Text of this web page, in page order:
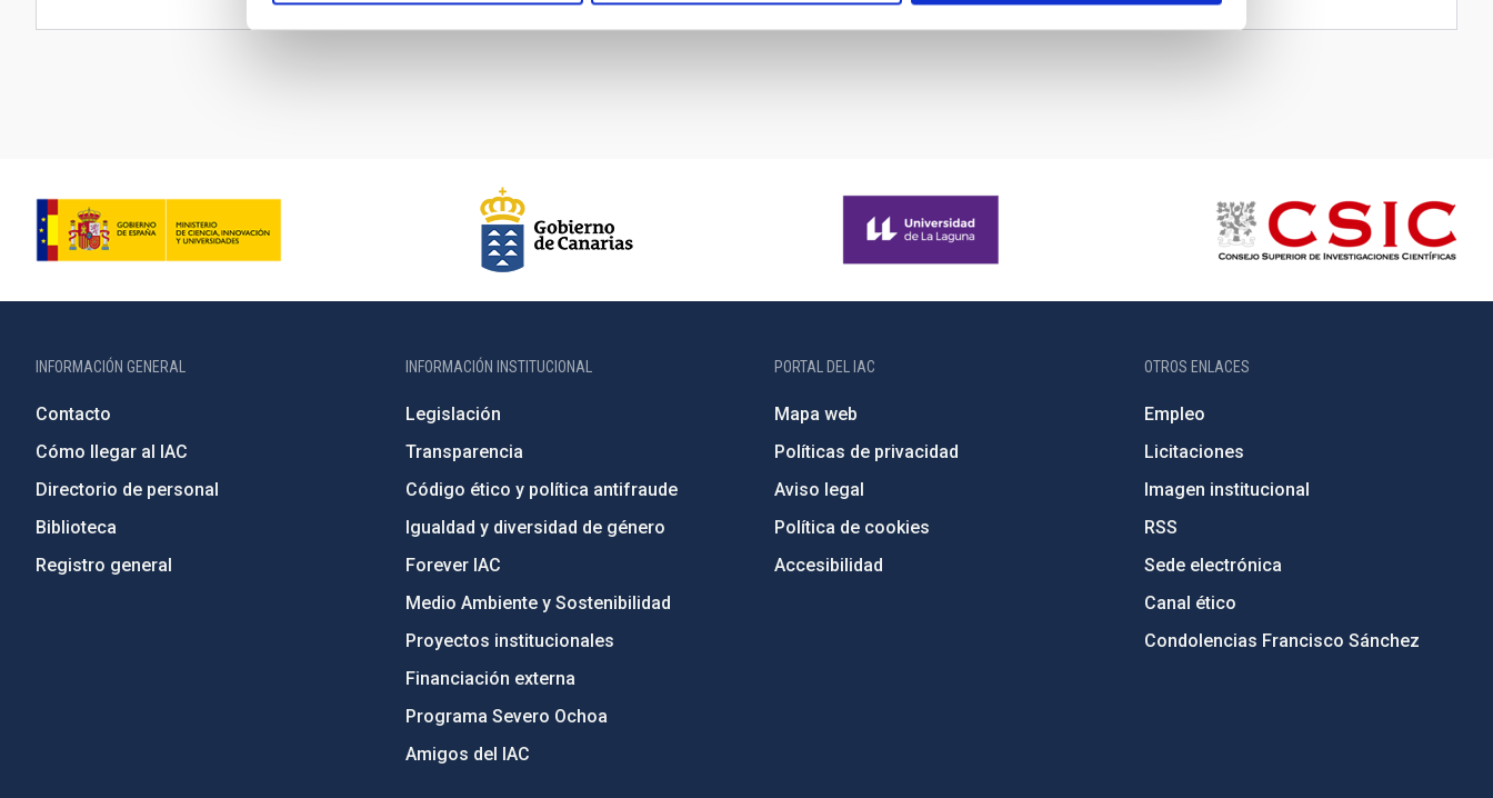
INFORMACIÓN GENERAL
Contacto
Cómo llegar al IAC
Directorio de personal
Biblioteca
Registro general
INFORMACIÓN INSTITUCIONAL
Legislación
Transparencia
Código ético y política antifraude
Igualdad y diversidad de género
Forever IAC
Medio Ambiente y Sostenibilidad
Proyectos institucionales
Financiación externa
Programa Severo Ochoa
Amigos del IAC
PORTAL DEL IAC
Mapa web
Políticas de privacidad
Aviso legal
Política de cookies
Accesibilidad
OTROS ENLACES
Empleo
Licitaciones
Imagen institucional
RSS
Sede electrónica
Canal ético
Condolencias Francisco Sánchez